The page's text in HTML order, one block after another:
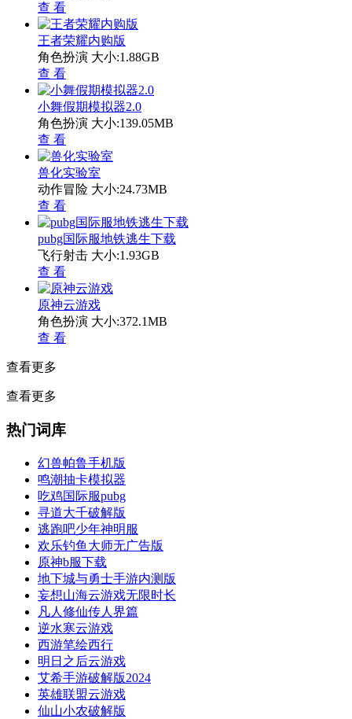
查 看
王者荣耀内购版
角色扮演 大小:1.88GB
查 看
小舞假期模拟器2.0
角色扮演 大小:139.05MB
查 看
兽化实验室
动作冒险 大小:24.73MB
查 看
pubg国际服地铁逃生下载
飞行射击 大小:1.93GB
查 看
原神云游戏
角色扮演 大小:372.1MB
查 看
查看更多
查看更多
热门词库
幻兽帕鲁手机版
鸣潮抽卡模拟器
吃鸡国际服pubg
寻道大千破解版
逃跑吧少年神明服
欢乐钓鱼大师无广告版
原神b服下载
地下城与勇士手游内测版
妄想山海云游戏无限时长
凡人修仙传人界篇
逆水寒云游戏
西游笔绘西行
明日之后云游戏
艾希手游破解版2024
英雄联盟云游戏
仙山小农破解版